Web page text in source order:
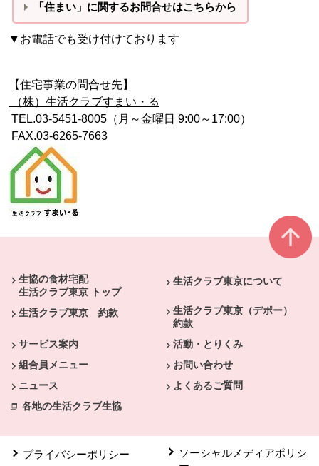
「住まい」に関するお問合せはこちらから
▼お電話でも受け付けております
【住宅事業の問合せ先】
（株）生活クラブすまい・る
TEL.03-5451-8005（月～金曜日 9:00～17:00）
FAX.03-6265-7663
生協の食材宅配
生活クラブ東京 トップ
生活クラブ東京について
生活クラブ東京 約款
生活クラブ東京（デポー）
約款
サービス案内
活動・とりくみ
組合員メニュー
お問い合わせ
ニュース
よくあるご質問
各地の生活クラブ生協
プライバシーポリシー
ソーシャルメディアポリシ